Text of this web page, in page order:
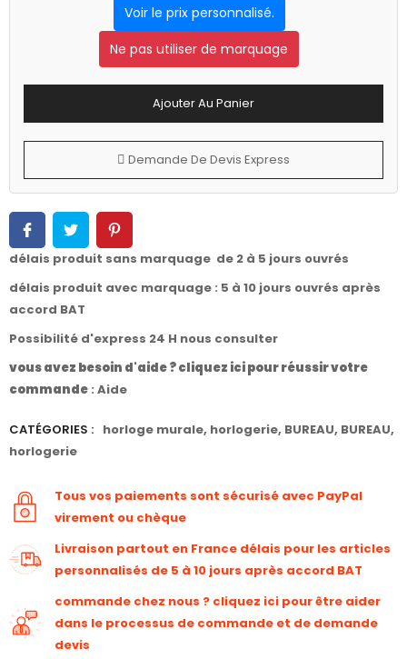
Voir le prix personnalisé.
Ne pas utiliser de marquage
Ajouter Au Panier
Demande De Devis Express
délais produit sans marquage de 2 à 5 jours ouvrés
délais produit avec marquage : 5 à 10 jours ouvrés après
accord BAT
Possibilité d'express 24 H nous consulter
vous avez besoin d'aide ? cliquez ici pour réussir votre
commande : Aide
CATÉGORIES : horloge murale, horlogerie, BUREAU, BUREAU,
horlogerie
Tous vos paiements sont sécurisé avec PayPal
virement ou chèque
Livraison partout en France délais pour les articles
personnalisés de 5 à 10 jours après accord BAT
commande chez nous ? cliquez ici pour être aider
dans le processus de commande et de demande
devis